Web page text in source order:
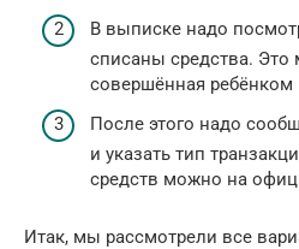
В выписке надо
списаны средства. Это
совершённая
После этого надо
и указать тип
средств можно на
Итак, мы рассмотрели все